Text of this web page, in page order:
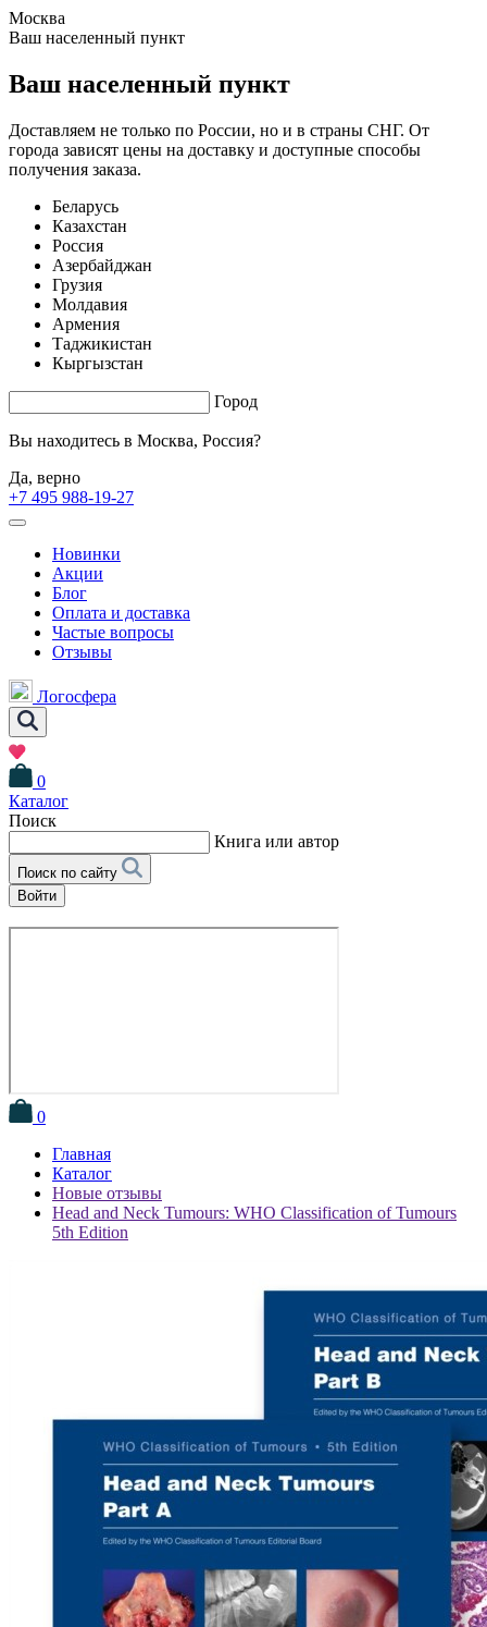
Москва
Ваш населенный пункт
Ваш населенный пункт
Доставляем не только по России, но и в страны СНГ. От
города зависят цены на доставку и доступные способы
получения заказа.
Беларусь
Казахстан
Россия
Азербайджан
Грузия
Молдавия
Армения
Таджикистан
Кыргызстан
Город
Вы находитесь в Москва, Россия?
Да, верно
+7 495 988-19-27
Новинки
Акции
Блог
Оплата и доставка
Частые вопросы
Отзывы
Логосфера
0
Каталог
Поиск
Книга или автор
Поиск по сайту
Войти
0
Главная
Каталог
Новые отзывы
Head and Neck Tumours: WHO Classification of Tumours
5th Edition